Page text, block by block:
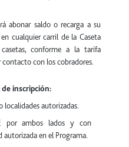
abonar saldo o recarga a su
cualquier carril de la Caseta
conforme a la tarifa
con los cobradores.
inscripción:
localidades autorizadas.
por ambos lados y con
en el Programa.